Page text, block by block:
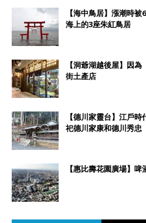
【海中鳥居】漲潮時
海上的3座朱紅鳥居
【洞爺湖越後屋】因
街土產店
【德川家靈台】江戶
祀德川家康和德川秀忠
【惠比壽花園廣場】